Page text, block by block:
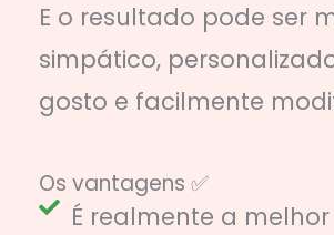
E o resultado pode ser
simpático,
gosto e facilmente
Os vantagens ✅
É realmente a